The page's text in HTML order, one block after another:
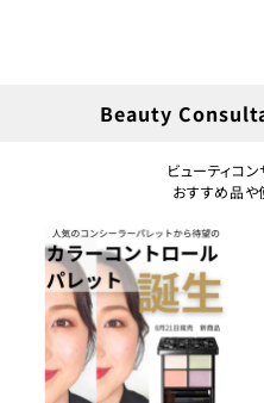
Beauty
ビューティコ
おすすめ品